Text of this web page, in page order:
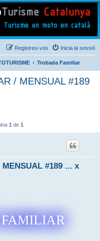
Inicia la sessió
Registreu-vos
Trobada Familiar
/ MENSUAL #189
1 de 1
#189 ... x